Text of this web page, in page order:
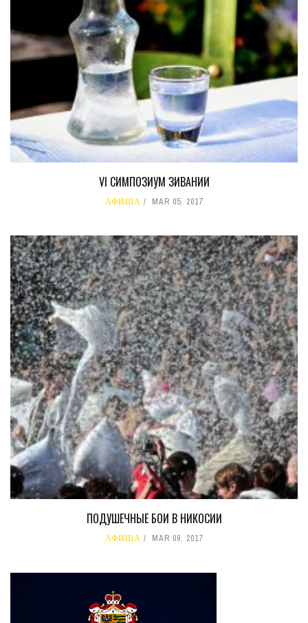
VI СИМПОЗИУМ ЗИВАНИИ
АФИША MAR 05, 2017
ПОДУШЕЧНЫЕ БОИ В НИКОСИИ
АФИША MAR 09, 2017